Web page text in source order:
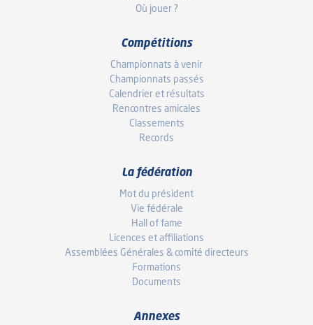
Où jouer ?
Compétitions
Championnats à venir
Championnats passés
Calendrier et résultats
Rencontres amicales
Classements
Records
La fédération
Mot du président
Vie fédérale
Hall of fame
Licences et affiliations
Assemblées Générales & comité directeurs
Formations
Documents
Annexes